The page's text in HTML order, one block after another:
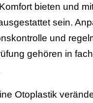
bieten und
sein.
und
gehören in
Otoplastik